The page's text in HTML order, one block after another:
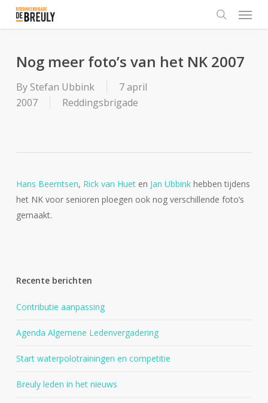
search
Menu
Nog meer foto’s van het NK 2007
By Stefan Ubbink
7 april
2007
Reddingsbrigade
Hans Beerntsen, Rick van Hueten Jan Ubbinkhebben tijdens
het NK voor senioren ploegen ook nog verschillende foto’s
gemaakt.
Recente berichten
Contributie aanpassing
Agenda Algemene Ledenvergadering
Start waterpolotrainingen en competitie
Breuly leden in het nieuws